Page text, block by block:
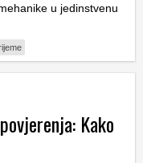
u jedinstvenu
Kako